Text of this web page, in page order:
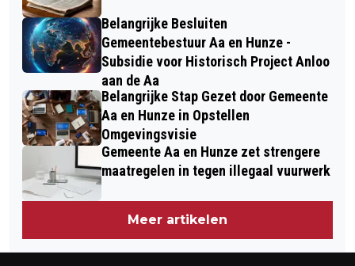
Belangrijke Besluiten
Gemeentebestuur Aa en Hunze -
Subsidie voor Historisch Project Anloo
aan de Aa
Belangrijke Stap Gezet door Gemeente
Aa en Hunze in Opstellen
Omgevingsvisie
Gemeente Aa en Hunze zet strengere
maatregelen in tegen illegaal vuurwerk
Meer artikelen